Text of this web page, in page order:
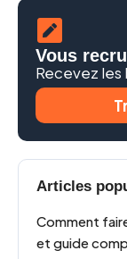
Vous
Recevez
Articles
Comment
et guide